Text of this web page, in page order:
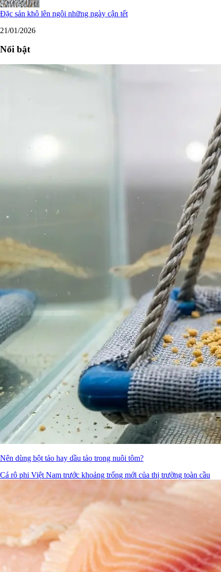
Đặc sản khô lên ngôi những ngày cận tết
21/01/2026
Nổi bật
Nên dùng bột tảo hay dầu tảo trong nuôi tôm?
Cá rô phi Việt Nam trước khoảng trống mới của thị trường toàn cầu